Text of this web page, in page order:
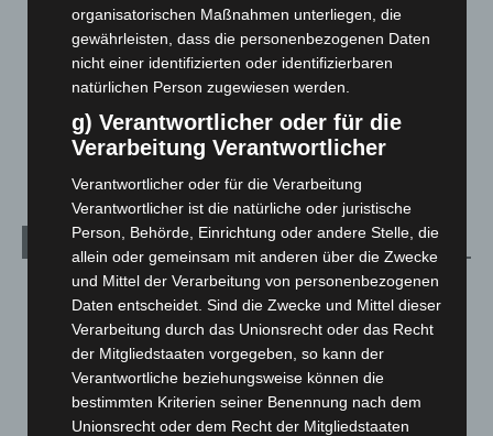
Leserbriefe
Menschen
Über uns
Veranstaltungen
Archiv
August 2026(14)
Juli 2026(73)
Juni 2026(139)
Mai 2026(99)
April 2026(99)
organisatorischen Maßnahmen unterliegen, die
gewährleisten, dass die personenbezogenen Daten
nicht einer identifizierten oder identifizierbaren
natürlichen Person zugewiesen werden.
g) Verantwortlicher oder für die
Verarbeitung Verantwortlicher
Verantwortlicher oder für die Verarbeitung
Verantwortlicher ist die natürliche oder juristische
Person, Behörde, Einrichtung oder andere Stelle, die
allein oder gemeinsam mit anderen über die Zwecke
und Mittel der Verarbeitung von personenbezogenen
Daten entscheidet. Sind die Zwecke und Mittel dieser
Verarbeitung durch das Unionsrecht oder das Recht
der Mitgliedstaaten vorgegeben, so kann der
Verantwortliche beziehungsweise können die
bestimmten Kriterien seiner Benennung nach dem
Unionsrecht oder dem Recht der Mitgliedstaaten